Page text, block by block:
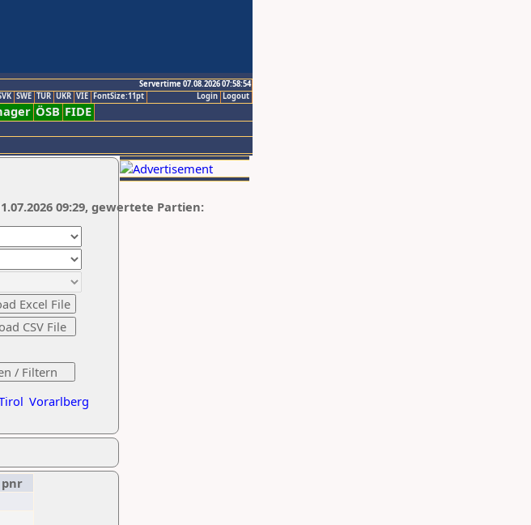
Servertime 07.08.2026 07:58:54
Logout
Login
SWE TUR UKR VIE FontSize:11pt
ÖSB FIDE
Vorarlberg
09:29, gewertete Partien:
pnr